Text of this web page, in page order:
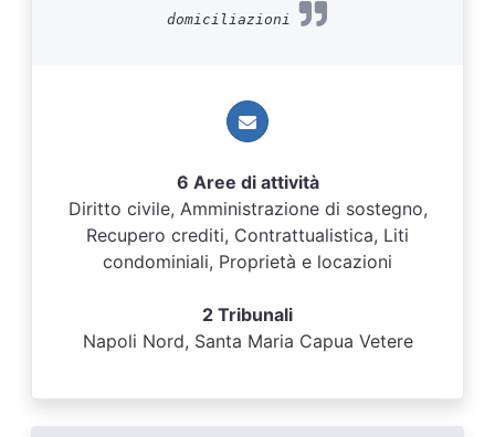
domiciliazioni
6 Aree di attività
Diritto civile, Amministrazione di sostegno,
Recupero crediti, Contrattualistica, Liti
condominiali, Proprietà e locazioni
2 Tribunali
Napoli Nord, Santa Maria Capua Vetere